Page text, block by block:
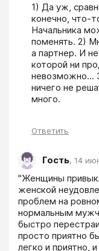
1) Да уж,
конечно, что-
Начальника
поменять. 2)
а партнер. И
которой ни
невозможно...
ничего не
много.
Ответить
Гость, 14
"Женщины
женской
проблем на
нормальным
быстро
просто приятно
легко и приятно,